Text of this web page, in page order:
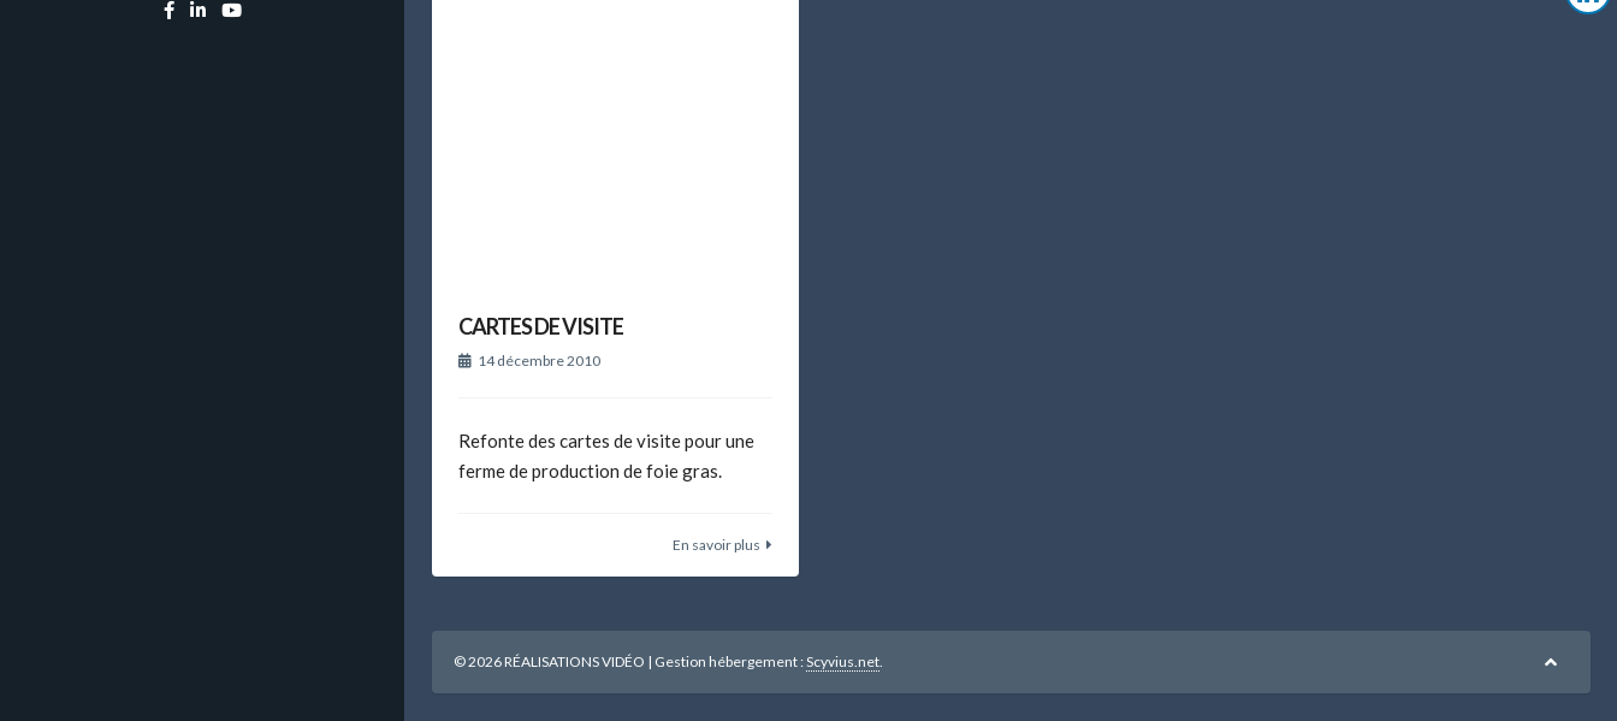
Facebook
LinkedinYouTube
CARTES DE VISITE
14 décembre 2010
Refonte des cartes de visite pour une
ferme de production de foie gras.
En savoir plus
© 2026 RÉALISATIONS VIDÉO | Gestion hébergement :Scyvius.net.